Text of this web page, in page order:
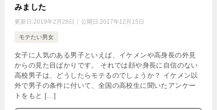
みました
更新日:2019年2月28日 公開日:2017年12月15日
モテたい男女
女子に人気のある男子といえば、イケメンや高身長の外見
からの見た目ばかりです。 それでは顔や身長に自信のない
高校男子は、どうしたらモテるのでしょうか？ イケメン以
外で男子の条件に付いて、全国の高校生に聞いたアンケー
トをもと […]